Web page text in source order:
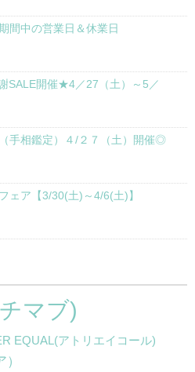
間中の営業日＆休業日
SALE開催★4／27（土）～5／
手相鑑定）４/２７（土）開催◎
ェア【3/30(土)～4/6(土)】
マブ)
EQUAL(アトリエイコール)